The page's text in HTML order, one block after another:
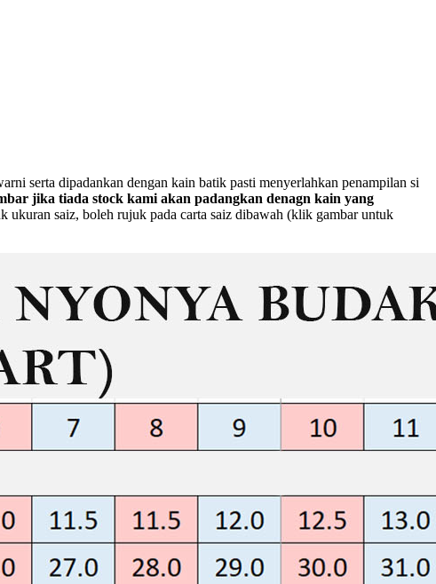
serta dipadankan dengan kain batik pasti menyerlahkan penampilan si
jika tiada stock kami akan padangkan denagn kain yang
ukuran saiz, boleh rujuk pada carta saiz dibawah (klik gambar untuk